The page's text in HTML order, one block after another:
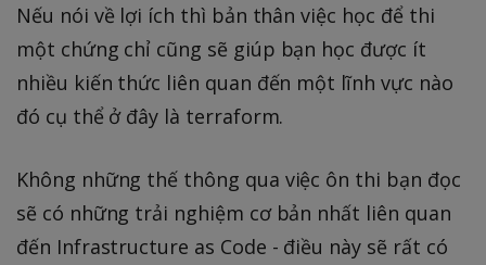
Nếu nói về lợi ích thì bản thân việc học để thi
một chứng chỉ cũng sẽ giúp bạn học được ít
nhiều kiến thức liên quan đến một lĩnh vực nào
đó cụ thể ở đây là terraform.
Không những thế thông qua việc ôn thi bạn đọc
sẽ có những trải nghiệm cơ bản nhất liên quan
đến Infrastructure as Code - điều này sẽ rất có